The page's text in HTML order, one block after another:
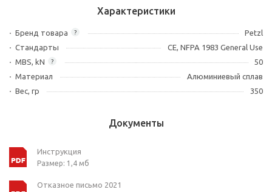
Характеристики
?
Бренд товара
Petzl
Стандарты
CE, NFPA 1983 General Use
?
MBS, kN
50
Материал
Алюминиевый сплав
Вес, гр
350
Документы
Инструкция
Размер: 1,4 мб
Отказное письмо 2021